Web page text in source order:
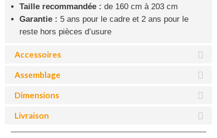
Taille recommandée : de 160 cm à 203 cm
Garantie : 5 ans pour le cadre et 2 ans pour le
reste hors pièces d’usure
Accessoires
Assemblage
Dimensions
Livraison